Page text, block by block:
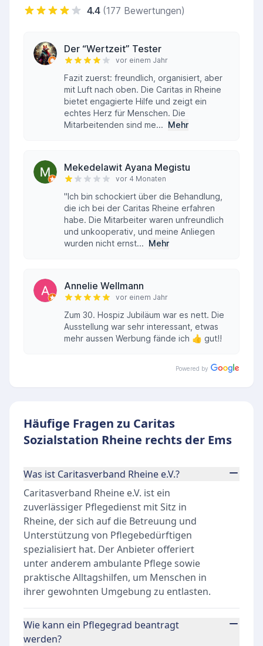
4.4 (177 Bewertungen)
Der “Wertzeit” Tester
vor einem Jahr
Fazit zuerst: freundlich, organisiert, aber
mit Luft nach oben. Die Caritas in Rheine
bietet engagierte Hilfe und zeigt ein
echtes Herz für Menschen. Die
Mitarbeitenden sind me... Mehr
Mekedelawit Ayana Megistu
vor 4 Monaten
"Ich bin schockiert über die Behandlung,
die ich bei der Caritas Rheine erfahren
habe. Die Mitarbeiter waren unfreundlich
und unkooperativ, und meine Anliegen
wurden nicht ernst... Mehr
Annelie Wellmann
vor einem Jahr
Zum 30. Hospiz Jubiläum war es nett. Die
Ausstellung war sehr interessant, etwas
mehr aussen Werbung fände ich 👍 gut!!
Powered by
Häufige Fragen zu Caritas
Sozialstation Rheine rechts der Ems
Was ist Caritasverband Rheine e.V.?
Caritasverband Rheine e.V. ist ein
zuverlässiger Pflegedienst mit Sitz in
Rheine, der sich auf die Betreuung und
Unterstützung von Pflegebedürftigen
spezialisiert hat. Der Anbieter offeriert
unter anderem ambulante Pflege sowie
praktische Alltagshilfen, um Menschen in
ihrer gewohnten Umgebung zu entlasten.
Wie kann ein Pflegegrad beantragt
werden?